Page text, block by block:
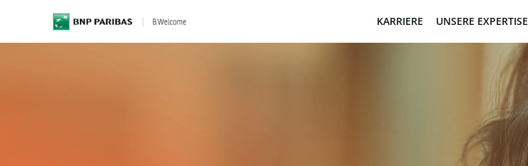
BNP Paribas KARRIERE UNSERE EXPERTISE